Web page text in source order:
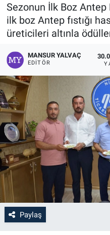
Sezonun İlk Boz Antep
ilk boz Antep fıstığı
üreticileri altınla
MANSUR YALVAÇ
EDITÖR
Paylaş